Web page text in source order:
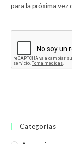
para la próxima vez
Categorías